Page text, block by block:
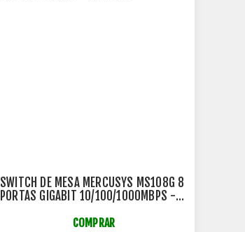
SWITCH DE MESA MERCUSYS MS108G 8
PORTAS GIGABIT 10/100/1000MBPS -
COMPRAR